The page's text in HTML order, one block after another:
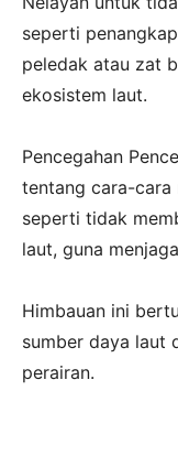
seperti
peledak atau zat
ekosistem laut.
‎Pencegahan
tentang cara-cara
seperti tidak
laut, guna
‎Himbauan ini
sumber daya laut
perairan.